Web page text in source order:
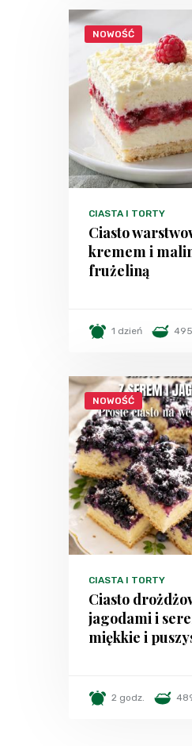
NOWOŚĆ
CIASTA I TORTY
Ciasto
kremem i
frużeliną
1 dzień
NOWOŚĆ
CIASTA I TORTY
Ciasto
jagodami i
miękkie i
2 godz.